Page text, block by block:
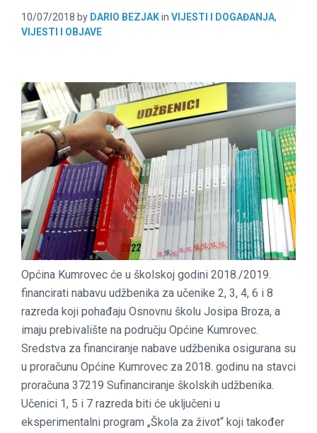
10/07/2018 by DARIO BEZJAKin VIJESTI I DOGAĐANJA,
VIJESTI I OBJAVE
Općina Kumrovec će u školskoj godini 2018./2019.
financirati nabavu udžbenika za učenike 2, 3, 4, 6 i 8
razreda koji pohađaju Osnovnu školu Josipa Broza, a
imaju prebivalište na području Općine Kumrovec.
Sredstva za financiranje nabave udžbenika osigurana su
u proračunu Općine Kumrovec za 2018. godinu na stavci
proračuna 37219 Sufinanciranje školskih udžbenika.
Učenici 1, 5 i 7 razreda biti će uključeni u
eksperimentalni program „Škola za život“ koji također